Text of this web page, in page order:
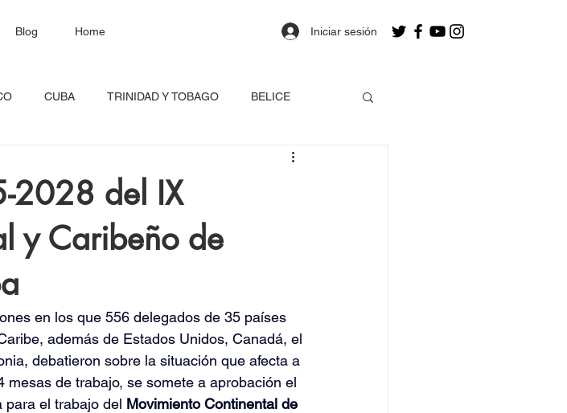
Home
Blog Iniciar sesión
CUBA TRINIDAD Y TOBAGO BELICE
MEXICO CARICOM Costa Rica
ONU DIÁSPORA CARIBEÑA
2028 del IX
y Caribeño de
en los que 556 delegados de 35 países
además de Estados Unidos, Canadá, el
debatieron sobre la situación que afecta a
de trabajo, se somete a aprobación el
para el trabajo del Movimiento Continental de